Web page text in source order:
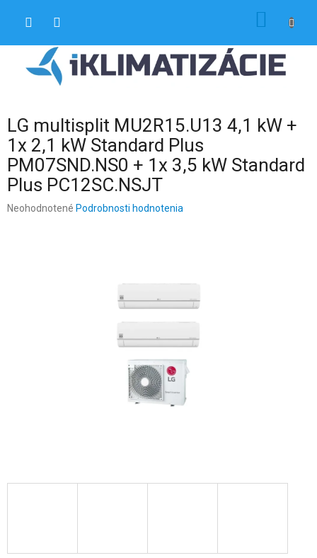
LG multisplit MU2R15.U13 4,1 kW +
1x 2,1 kW Standard Plus
PM07SND.NS0 + 1x 3,5 kW Standard
Plus PC12SC.NSJT
Priemerné
Neohodnotené Podrobnosti hodnotenia